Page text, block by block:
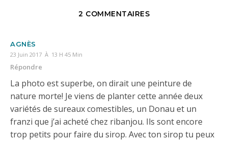
2 COMMENTAIRES
AGNÈS
23 Juin 2017 À 13 H 45 Min
Répondre
La photo est superbe, on dirait une peinture de
nature morte! Je viens de planter cette année deux
variétés de sureaux comestibles, un Donau et un
franzi que j’ai acheté chez ribanjou. Ils sont encore
trop petits pour faire du sirop. Avec ton sirop tu peux